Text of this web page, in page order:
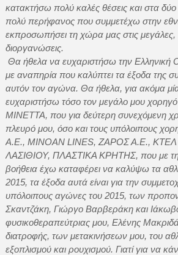
κατακτήσω πολύ καλές θέσεις και στα
πολύ περήφανος που συμμετέχω στην
εκπροσωπήσει τη χώρα μας στις μεγάλες,
διοργανώσεις.
Θα ήθελα να ευχαριστήσω την Ελληνική
με αναπηρία που καλύπτει τα έξοδα της
αυτόν τον αγώνα. Θα ήθελα, για ακόμα
ευχαριστήσω τόσο τον μεγάλο μου
ΜΙΝΕΤΤΑ, που για δεύτερη συνεχόμενη
πλευρό μου, όσο και τους υπόλοιπους
Α.Ε., ΜΙΝΟΑΝ LINES, ΖΑΡΟΣ Α.Ε.,
ΛΑΣΙΘΙΟΥ, ΠΛΑΣΤΙΚΑ ΚΡΗΤΗΣ, που με
βοήθεια έχω καταφέρει να καλύψω τα
2015, τα έξοδα αυτά είναι για την
υπόλοιπους αγώνες του 2015, των
Σκαντζάκη, Γιώργο Βαρβεράκη και
φυσικοθεραπεύτριας μου, Ελένης
διατροφής, των μετακινήσεων μου, του
εξοπλισμού και ρουχισμού. Γιατί για να